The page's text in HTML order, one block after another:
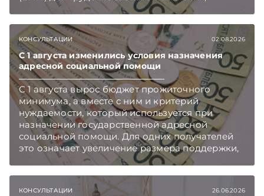
сообщает Минтруда и соцзащиты.
Главное об экономике Беларуси — раньше,
чем в новостях TelegramViber
КОНСУЛЬТАЦИИ 02.08.2026
С 1 августа изменились условия назначения
адресной социальной помощи
С 1 августа вырос бюджет прожиточного
минимума, а вместе с ним и критерий
нуждаемости, который используется при
назначении государственной адресной
социальной помощи. Для одних получателей
это означает увеличение размера поддержки,
а для других повышение порога дохода
помощью. Подписывайтесь на Telegram‑канал
КОНСУЛЬТАЦИИ 26.06.2026